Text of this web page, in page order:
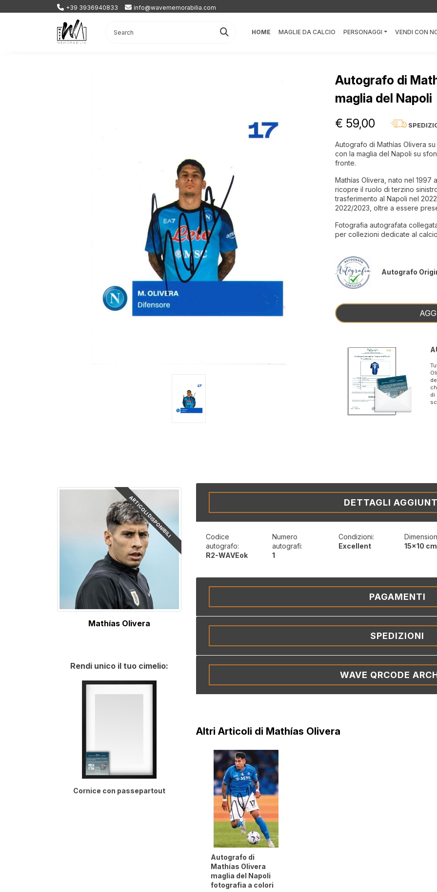
+39 3936940833 info@wavememorabilia.com
HOME MAGLIE DA CALCIO PERSONAGGI VENDI CON
Autografo di
maglia del Napoli
€ 59,00
Autografo di Mathías Olivera
con la maglia del Napoli su
fronte.
Mathías Olivera, nato nel
ricopre il ruolo di terzino
trasferimento al Napoli nel
2022/2023, oltre a essere
Fotografia autografata
per collezioni dedicate al
Autografo
di
ARTICOLI DISPONIBILI
Mathías Olivera
Rendi unico il tuo cimelio:
Cornice con passepartout
DETTAGLI
Codice
autografo:
R2-WAVEok
Numero
autografi:
1
Condizioni:
Excellent
15x10 cm
PAGAMENTI
SPEDIZIONI
WAVE QRCODE
Altri Articoli di Mathías Olivera
Autografo di
Mathías Olivera
maglia del Napoli
fotografia a colori